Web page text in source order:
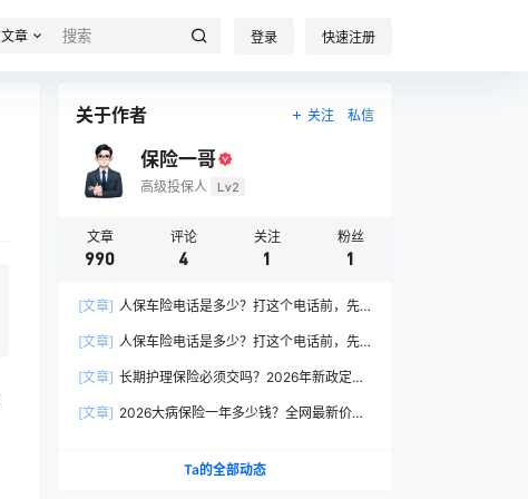
文章 登录 快速注册
关于作者 关注 私信
保险一哥
高级投保人 Lv2
文章
990
评论
4
关注
1
粉丝
1
[文章] 人保车险电话是多少？打这个电话前，先
[文章] 人保车险电话是多少？打这个电话前，先
[文章] 长期护理保险必须交吗？2026年新政定
[文章] 2026大病保险一年多少钱？全网最新价格
Ta的全部动态